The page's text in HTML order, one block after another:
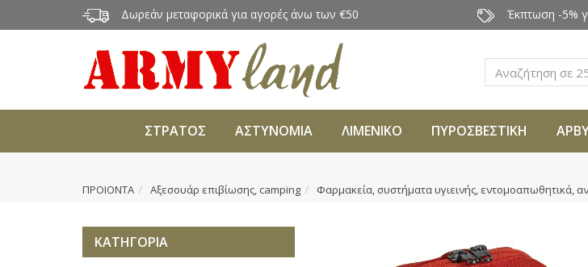
Δωρεάν μεταφορικά για αγορές άνω των €50 Έκπτωση -5%
Αναζήτηση
ΣΤΡΑΤΟΣ ΑΣΤΥΝΟΜΙΑ ΛΙΜΕΝΙΚΟ ΠΥΡΟΣΒΕΣΤΙΚΗ
ΠΡΟΙΟΝΤΑ Αξεσουάρ επιβίωσης, camping Φαρμακεία, συστήματα υγιεινής, εντομοαπωθητικά,
ΚΑΤΗΓΟΡΙΑ